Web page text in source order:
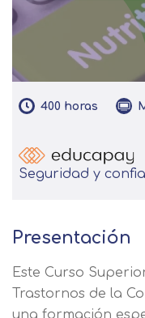
400 horas
Seguridad y
Presentación
Este Curso
Trastornos de la
una formación